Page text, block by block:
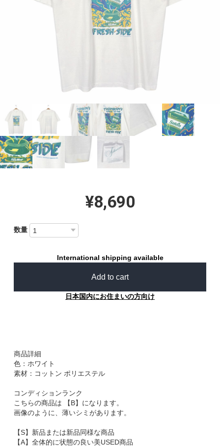
¥8,690
数量
International shipping available
Add to cart
日本国内にお住まいの方向け
商品詳細
色：ホワイト
素材：コットン ポリエステル
コンディションランク
こちらの商品は 【B】になります。
画像のように、薄いシミがあります。
【S】新品または新品同様な商品
【A】全体的に状態の良い美USED商品